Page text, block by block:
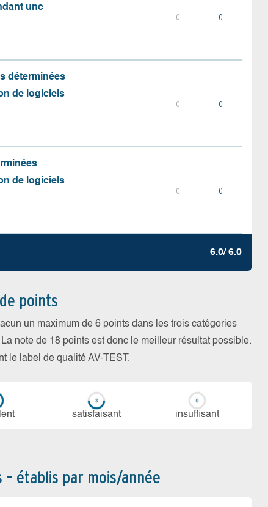
une
0 0
déterminées
de logiciels
0 0
de logiciels
0 0
6.0/ 6.0
points
un maximum de 6 points dans les trois catégories
note de 18 points est donc le meilleur résultat possible.
le label de qualité AV-TEST.
sa­tis­fai­sant in­suf­fi­sant
établis par mois/année